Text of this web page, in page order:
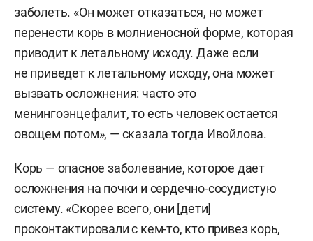
заболеть. «Он может отказаться, но может
перенести корь в молниеносной форме, которая
приводит к летальному исходу. Даже если
не приведет к летальному исходу, она может
вызвать осложнения: часто это
менингоэнцефалит, то есть человек остается
овощем потом», — сказала тогда Ивойлова.
Корь — опасное заболевание, которое дает
осложнения на почки и сердечно-сосудистую
систему. «Скорее всего, они [дети]
проконтактировали с кем-то, кто привез корь,